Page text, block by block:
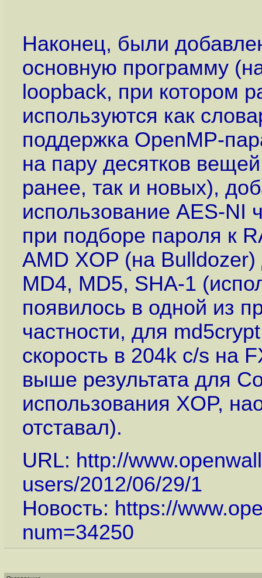
Наконец, были
основную программу
loopback, при котором
используются как
поддержка OpenMP-
на пару десятков
ранее, так и новых),
использование AES-NI
при подборе пароля к
AMD XOP (на
MD4, MD5, SHA-1
появилось в одной из
частности, для
скорость в 204k c/s на
выше результата для
использования XOP,
отставал).
URL: http://
users/2012/06/29/1
Новость: https://
num=34250